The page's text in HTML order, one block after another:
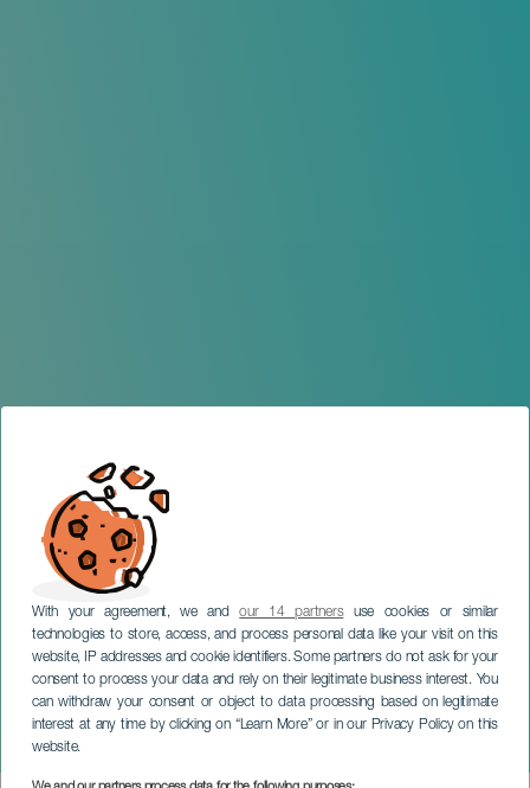
With your agreement, we andour 14 partnersuse cookies or similar
technologies to store, access, and process personal data like your visit on this
website, IP addresses and cookie identifiers. Some partners do not ask for your
consent to process your data and rely on their legitimate business interest. You
can withdraw your consent or object to data processing based on legitimate
interest at any time by clicking on “Learn More” or in our Privacy Policy on this
website.
Carnaval La Caleta de
Interián
TENERIFE